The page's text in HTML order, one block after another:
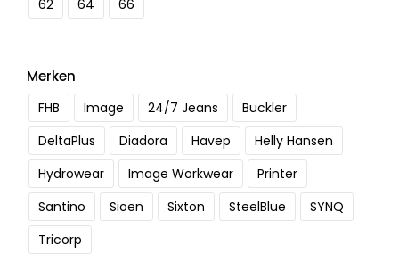
62
64 66
Merken
FHB Image 24/7 Jeans
Buckler
DeltaPlus
Diadora Havep
Helly Hansen
Hydrowear
Image Workwear
Printer
Santino
Sioen Sixton SteelBlue
SYNQ
Tricorp